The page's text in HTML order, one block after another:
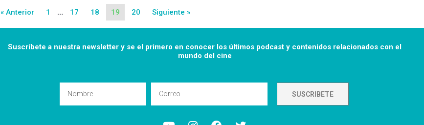
« Anterior 1 … 17 18 19 20 Siguiente »
Suscríbete a nuestra newsletter y se el primero en conocer los últimos podcast y contenidos relacionados con el
mundo del cine
SUSCRIBETE
Y
I
F
T